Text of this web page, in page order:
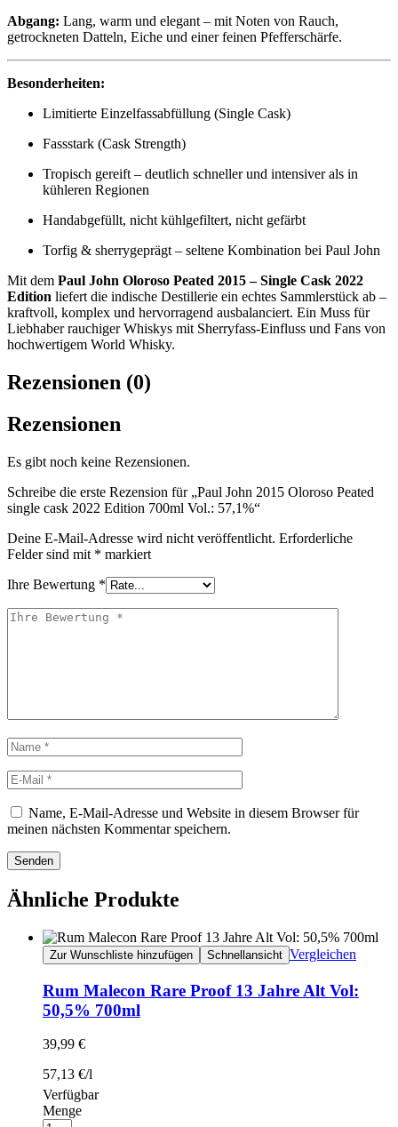
Abgang: Lang, warm und elegant – mit Noten von Rauch,
getrockneten Datteln, Eiche und einer feinen Pfefferschärfe.
Besonderheiten:
Limitierte Einzelfassabfüllung (Single Cask)
Fassstark (Cask Strength)
Tropisch gereift – deutlich schneller und intensiver als in
kühleren Regionen
Handabgefüllt, nicht kühlgefiltert, nicht gefärbt
Torfig & sherrygeprägt – seltene Kombination bei Paul John
Mit dem Paul John Oloroso Peated 2015 – Single Cask 2022
Edition liefert die indische Destillerie ein echtes Sammlerstück ab –
kraftvoll, komplex und hervorragend ausbalanciert. Ein Muss für
Liebhaber rauchiger Whiskys mit Sherryfass-Einfluss und Fans von
hochwertigem World Whisky.
Rezensionen (0)
Rezensionen
Es gibt noch keine Rezensionen.
Schreibe die erste Rezension für „Paul John 2015 Oloroso Peated
single cask 2022 Edition 700ml Vol.: 57,1%“
Deine E-Mail-Adresse wird nicht veröffentlicht. Erforderliche
Felder sind mit * markiert
Ihre Bewertung *
Name, E-Mail-Adresse und Website in diesem Browser für
meinen nächsten Kommentar speichern.
Senden
Ähnliche Produkte
Zur Wunschliste hinzufügen Schnellansicht Vergleichen
Rum Malecon Rare Proof 13 Jahre Alt Vol:
50,5% 700ml
39,99 €
57,13 €/l
Verfügbar
Menge